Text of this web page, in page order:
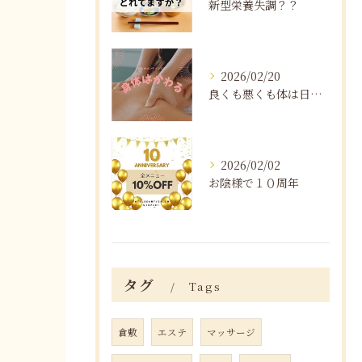
新型栄養失調？？
2026/02/20
良くも悪くも体は日々変化する
2026/02/02
お陰様で１０周年
タグ Tags
倉敷 エステ マッサージ